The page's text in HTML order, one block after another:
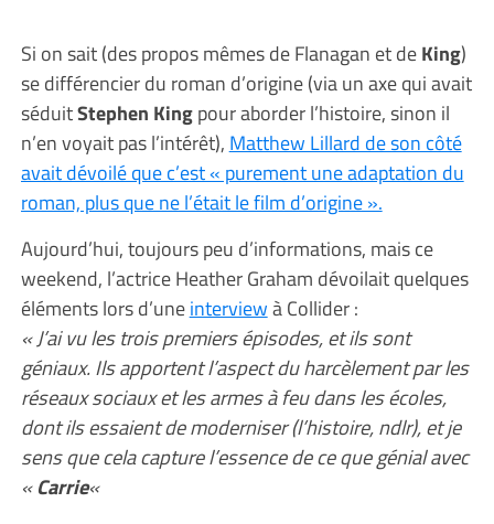
Si on sait (des propos mêmes de Flanagan et deKing)
se différencier du roman d’origine (via un axe qui avait
séduitStephen Kingpour aborder l’histoire, sinon il
n’en voyait pas l’intérêt), Matthew Lillard de son côté
avait dévoilé que c’est « purement une adaptation du
roman, plus que ne l’était le film d’origine ».
Aujourd’hui, toujours peu d’informations, mais ce
weekend, l’actrice Heather Graham dévoilait quelques
éléments lors d’uneinterviewà Collider :
« J’ai vu les trois premiers épisodes, et ils sont
géniaux. Ils apportent l’aspect du harcèlement par les
réseaux sociaux et les armes à feu dans les écoles,
dont ils essaient de moderniser (l’histoire, ndlr), et je
sens que cela capture l’essence de ce que génial avec
«Carrie«